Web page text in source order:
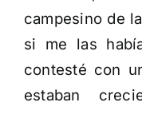
campesino de
si me las
contesté con
estaban